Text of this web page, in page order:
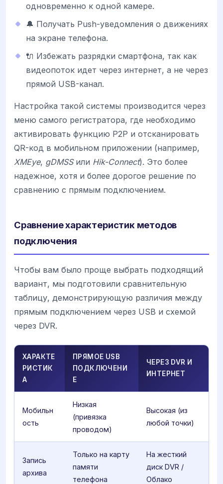
одновременно к одной камере.
🔔 Получать Push-уведомления о движениях
на экране телефона.
🔌 Избежать разрядки смартфона, так как
видеопоток идет через интернет, а не через
прямой USB-канал.
Настройка такой системы производится через
меню самого регистратора, где необходимо
активировать функцию P2P и отсканировать
QR-код в мобильном приложении (например,
XMEye, gDMSSили Hik-Connect). Это более
надежное, хотя и более дорогое решение по
сравнению с прямым подключением.
Сравнение характеристик методов
подключения
Чтобы вам было проще выбрать подходящий
вариант, мы подготовили сравнительную
таблицу, демонстрирующую различия между
прямым подключением через USB и схемой
через DVR.
ХАРАКТЕ
РИСТИК
А
ПРЯМОЕ USB
ПОДКЛЮЧЕНИ
Е
ЧЕРЕЗ DVR И
ИНТЕРНЕТ
Мобильн
ость
Низкая
(привязка
проводом)
Высокая (из
любой точки)
Запись
архива
Только на карту
памяти
телефона
На жесткий
диск DVR /
Облако